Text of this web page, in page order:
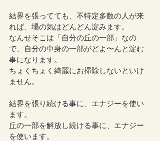
結界を張ってても、不特定多数の人が来
れば、場の気はどんどん淀みます。
なんせそこは「自分の丘の一部」なの
で、自分の中身の一部がどよ〜んと淀む
事になります。
ちょくちょく綺麗にお掃除しないといけ
ません。
結界を張り続ける事に、エナジーを使い
ます。
丘の一部を解放し続ける事に、エナジー
を使います。